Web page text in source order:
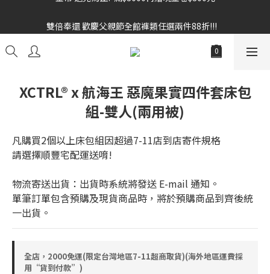
全館消費滿額$1680贈3D好野貓公仔(絲綢鐵黑) 滿額$2499贈達摩
金幣 送完為止!  滿$3000再贈現金卷$300元
雙倍奉還 歡慶父親節全館褲類任選兩件88折!!!
XCTRL® x 航海王 惡魔果實四件套床包
組-雙人(兩用被)
凡購買2個以上床包組因超過7-11店到店寄件規格
請選擇順豐宅配運送唷!
物流寄送出貨：出貨時系統將發送 E-mail 通知。
單筆訂單包含預購及現貨商品時，將於預購商品到齊後統
一出貨。
全店，2000免運(限定台灣地區7-11超商取貨)(海外地區運費採
用“貨到付款”)